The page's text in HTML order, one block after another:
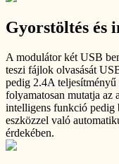
Gyorstöltés és
A modulátor két USB
teszi fájlok olvasását
pedig 2.4A
folyamatosan mutatja az
intelligens funkció pedig
eszközzel való
érdekében.